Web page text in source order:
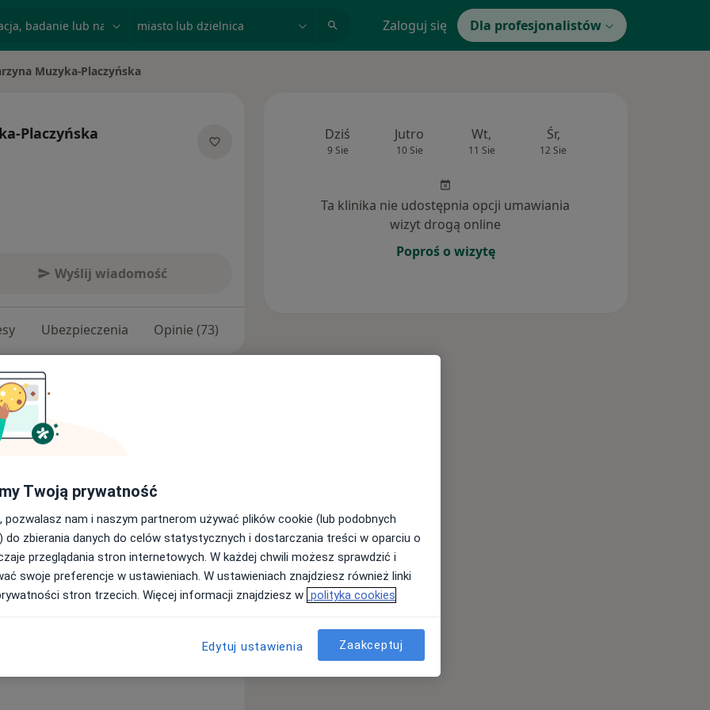
Zaloguj się Dla profesjonalistów
Muzyka-Placzyńska
Placzyńska
Wyślij wiadomość
Ubezpieczenia Opinie (73)
Absolwentka I Wydziału
Pracuje w Szpitalu
ciąży, w tym także ciąż
ultrasonografią, diagnostyką i
antykoncepcyjnych.
lekarzy. Prywatnie przyjmuje w
Dziś
9 Sie
Jutro
10 Sie
Wt,
11 Sie
Śr,
12 Sie
Ta klinika nie udostępnia opcji umawiania
wizyt drogą online
Poproś o wizytę
Twoją prywatność
pozwalasz nam i naszym partnerom używać plików cookie (lub podobnych
do zbierania danych do celów statystycznych i dostarczania treści w oparciu o
przeglądania stron internetowych. W każdej chwili możesz sprawdzić i
swoje preferencje w ustawieniach. W ustawieniach znajdziesz również linki
stron trzecich. Więcej informacji znajdziesz w polityka cookies
Edytuj ustawienia Zaakceptuj